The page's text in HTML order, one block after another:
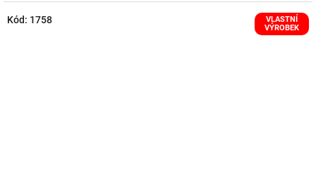
VLASTNÍ
VÝROBEK
Kód: 1758